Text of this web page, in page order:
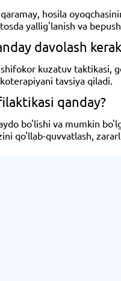
hosila
yallig'lanish va
davolash
kuzatuv
tavsiya qiladi.
qanday?
bo'lishi va mumkin
qo'llab-quvvatlash,